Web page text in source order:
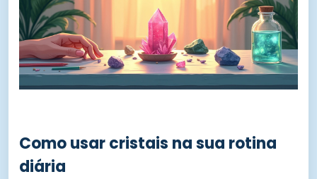
Como usar cristais na sua rotina
diária